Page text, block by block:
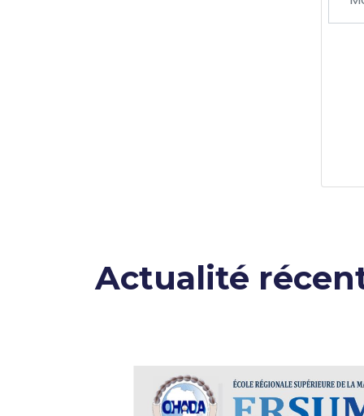
Actualité